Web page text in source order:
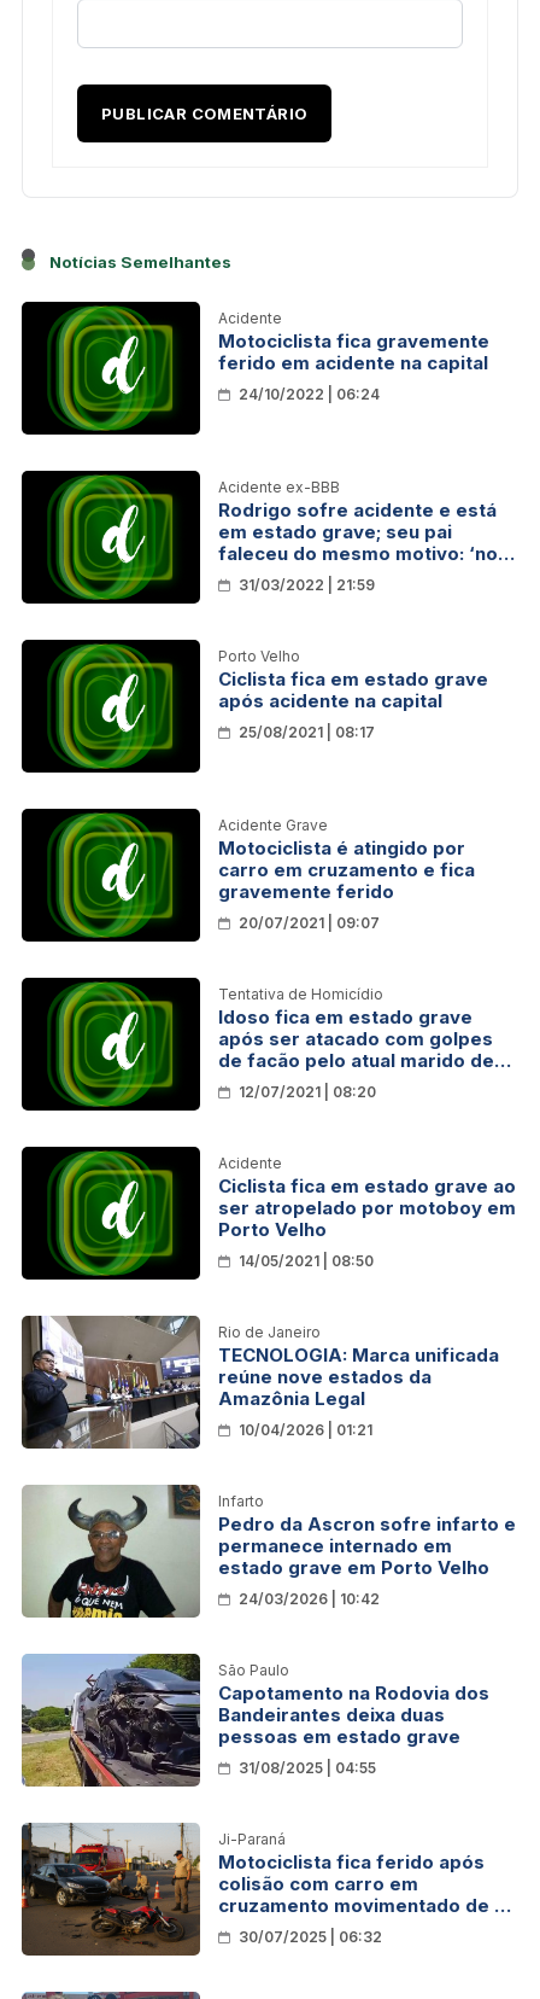
Notícias Semelhantes
Acidente
Motociclista fica gravemente
ferido em acidente na capital
24/10/2022 | 06:24
Acidente ex-BBB
Rodrigo sofre acidente e está
em estado grave; seu pai
faleceu do mesmo motivo: ‘no
meu colo’
31/03/2022 | 21:59
Porto Velho
Ciclista fica em estado grave
após acidente na capital
25/08/2021 | 08:17
Acidente Grave
Motociclista é atingido por
carro em cruzamento e fica
gravemente ferido
20/07/2021 | 09:07
Tentativa de Homicídio
Idoso fica em estado grave
após ser atacado com golpes
de facão pelo atual marido de
sua ex mulher
12/07/2021 | 08:20
Acidente
Ciclista fica em estado grave ao
ser atropelado por motoboy em
Porto Velho
14/05/2021 | 08:50
Rio de Janeiro
TECNOLOGIA: Marca unificada
reúne nove estados da
Amazônia Legal
10/04/2026 | 01:21
Infarto
Pedro da Ascron sofre infarto e
permanece internado em
estado grave em Porto Velho
24/03/2026 | 10:42
São Paulo
Capotamento na Rodovia dos
Bandeirantes deixa duas
pessoas em estado grave
31/08/2025 | 04:55
Ji-Paraná
Motociclista fica ferido após
colisão com carro em
cruzamento movimentado de Ji-
Paraná
30/07/2025 | 06:32